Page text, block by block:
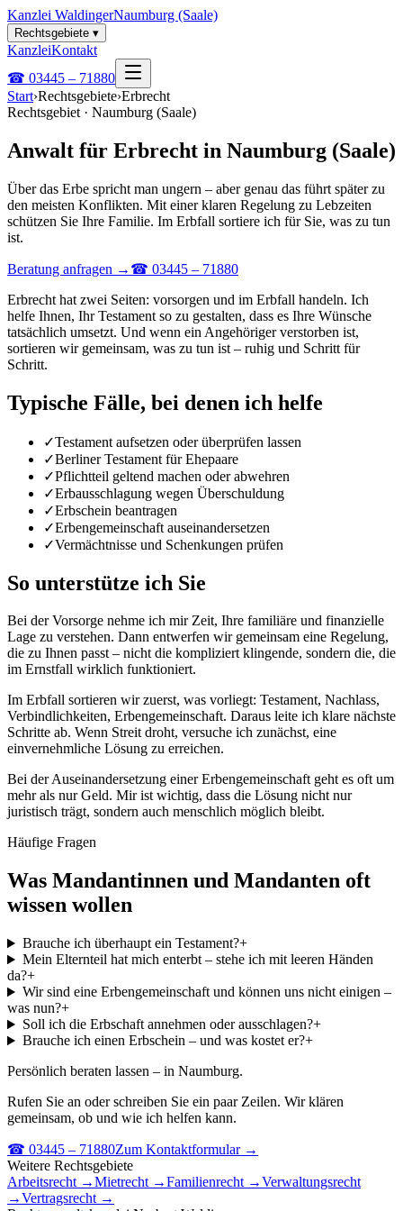
Kanzlei WaldingerNaumburg (Saale)
Rechtsgebiete ▾
KanzleiKontakt
☎ 03445 – 71880
Start›Rechtsgebiete›Erbrecht
Rechtsgebiet · Naumburg (Saale)
Anwalt für Erbrecht in Naumburg (Saale)
Über das Erbe spricht man ungern – aber genau das führt später zu
den meisten Konflikten. Mit einer klaren Regelung zu Lebzeiten
schützen Sie Ihre Familie. Im Erbfall sortiere ich für Sie, was zu tun
ist.
Beratung anfragen → ☎ 03445 – 71880
Erbrecht hat zwei Seiten: vorsorgen und im Erbfall handeln. Ich
helfe Ihnen, Ihr Testament so zu gestalten, dass es Ihre Wünsche
tatsächlich umsetzt. Und wenn ein Angehöriger verstorben ist,
sortieren wir gemeinsam, was zu tun ist – ruhig und Schritt für
Schritt.
Typische Fälle, bei denen ich helfe
✓Testament aufsetzen oder überprüfen lassen
✓Berliner Testament für Ehepaare
✓Pflichtteil geltend machen oder abwehren
✓Erbausschlagung wegen Überschuldung
✓Erbschein beantragen
✓Erbengemeinschaft auseinandersetzen
✓Vermächtnisse und Schenkungen prüfen
So unterstütze ich Sie
Bei der Vorsorge nehme ich mir Zeit, Ihre familiäre und finanzielle
Lage zu verstehen. Dann entwerfen wir gemeinsam eine Regelung,
die zu Ihnen passt – nicht die kompliziert klingende, sondern die, die
im Ernstfall wirklich funktioniert.
Im Erbfall sortieren wir zuerst, was vorliegt: Testament, Nachlass,
Verbindlichkeiten, Erbengemeinschaft. Daraus leite ich klare nächste
Schritte ab. Wenn Streit droht, versuche ich zunächst, eine
einvernehmliche Lösung zu erreichen.
Bei der Auseinandersetzung einer Erbengemeinschaft geht es oft um
mehr als nur Geld. Mir ist wichtig, dass die Lösung nicht nur
juristisch trägt, sondern auch menschlich möglich bleibt.
Häufige Fragen
Was Mandantinnen und Mandanten oft
wissen wollen
Brauche ich überhaupt ein Testament?+
Mein Elternteil hat mich enterbt – stehe ich mit leeren Händen
da?+
Wir sind eine Erbengemeinschaft und können uns nicht einigen –
was nun?+
Soll ich die Erbschaft annehmen oder ausschlagen?+
Brauche ich einen Erbschein – und was kostet er?+
Persönlich beraten lassen – in Naumburg.
Rufen Sie an oder schreiben Sie ein paar Zeilen. Wir klären
gemeinsam, ob und wie ich helfen kann.
☎ 03445 – 71880Zum Kontaktformular →
Weitere Rechtsgebiete
Arbeitsrecht →Mietrecht →Familienrecht →Verwaltungsrecht
→Vertragsrecht →